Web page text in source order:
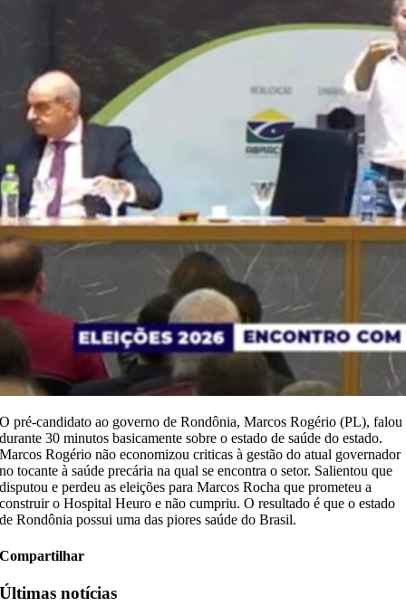
O pré-candidato ao governo de Rondônia, Marcos Rogério (PL), falou
durante 30 minutos basicamente sobre o estado de saúde do estado.
Marcos Rogério não economizou criticas à gestão do atual governador
no tocante à saúde precária na qual se encontra o setor. Salientou que
disputou e perdeu as eleições para Marcos Rocha que prometeu a
construir o Hospital Heuro e não cumpriu. O resultado é que o estado
de Rondônia possui uma das piores saúde do Brasil.
Compartilhar
Últimas notícias